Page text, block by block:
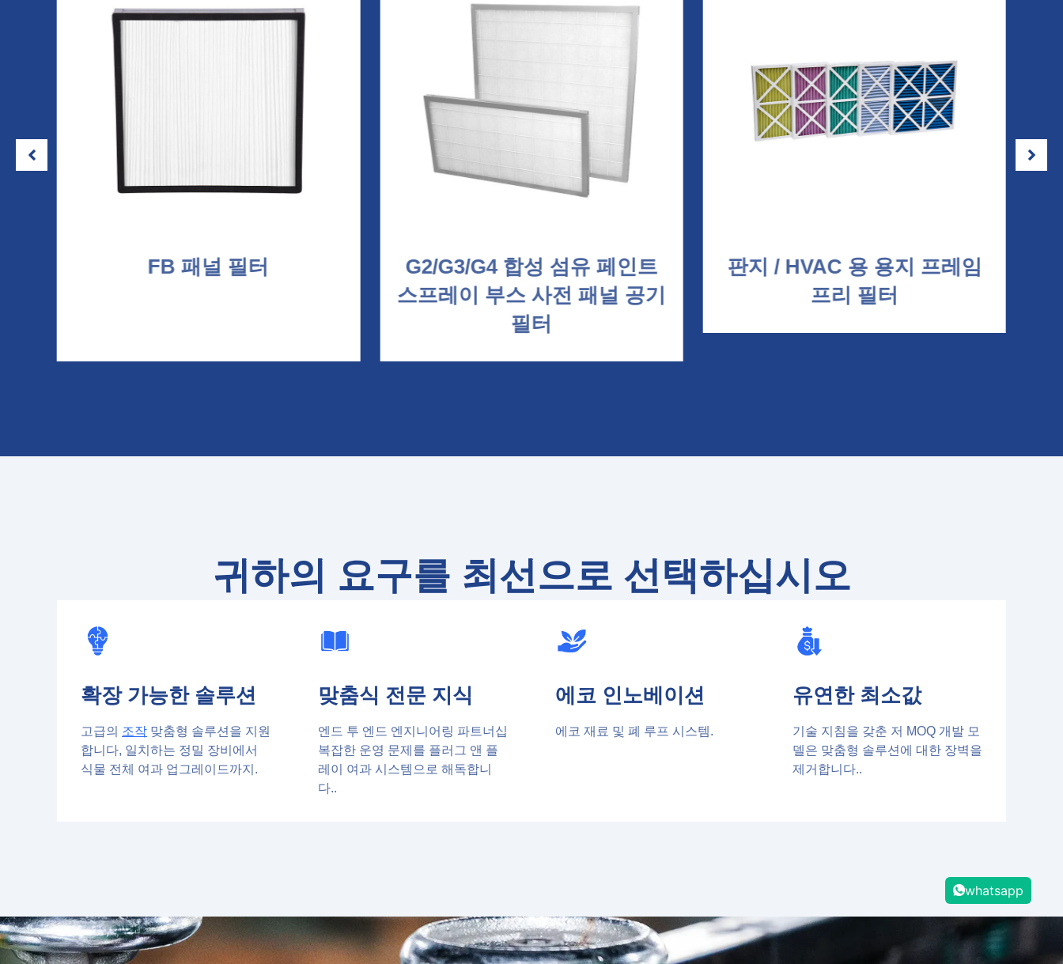
FB 패널 필터
G2/G3/G4 합성 섬유 페인트
스프레이 부스 사전 패널 공기
필터
판지 / HVAC 용 용지 프레임
프리 필터
귀하의 요구를 최선으로 선택하십시오
확장 가능한 솔루션
고급의 조작 맞춤형 솔루션을 지원
합니다, 일치하는 정밀 장비에서
식물 전체 여과 업그레이드까지.
맞춤식 전문 지식
엔드 투 엔드 엔지니어링 파트너십
복잡한 운영 문제를 플러그 앤 플
레이 여과 시스템으로 해독합니
다..
에코 인노베이션
에코 재료 및 폐 루프 시스템.
유연한 최소값
기술 지침을 갖춘 저 MOQ 개발 모
델은 맞춤형 솔루션에 대한 장벽을
제거합니다..
whatsapp